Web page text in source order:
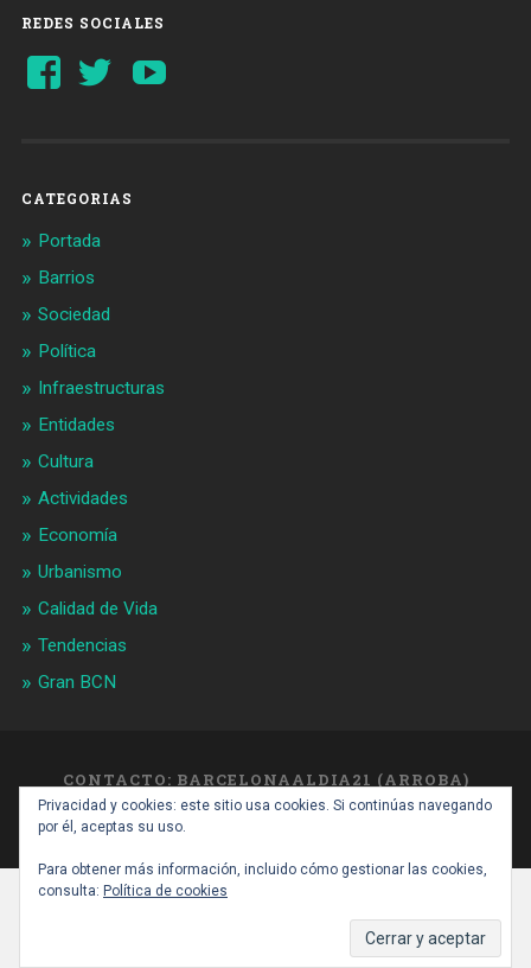
REDES SOCIALES
Ver
perfil
Ver
perfil
CATEGORIAS
Portada
Barrios
Sociedad
Política
Infraestructuras
Entidades
Cultura
Actividades
Economía
Urbanismo
Calidad de Vida
Tendencias
Gran BCN
CONTACTO: BARCELONAALDIA21 (ARROBA)
GMAIL.COM
Privacidad y cookies: este sitio usa cookies. Si continúas navegando
por él, aceptas su uso.
Para obtener más información, incluido cómo gestionar las cookies,
consulta: Política de cookies